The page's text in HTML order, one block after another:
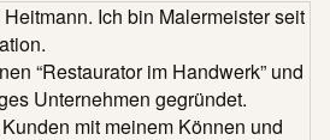
Ich bin Malermeister seit
“Restaurator im Handwerk” und
Unternehmen gegründet.
mit meinem Können und